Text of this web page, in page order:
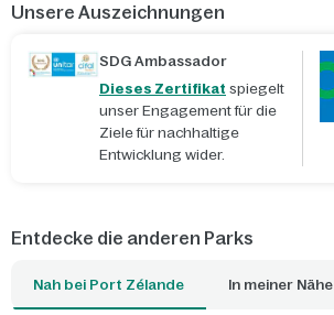
Unsere Auszeichnungen
SDG Ambassador
Dieses Zertifikat spiegelt
unser Engagement für die
Ziele für nachhaltige
Entwicklung wider.
Entdecke die anderen Parks
Nah bei Port Zélande In meiner Nähe